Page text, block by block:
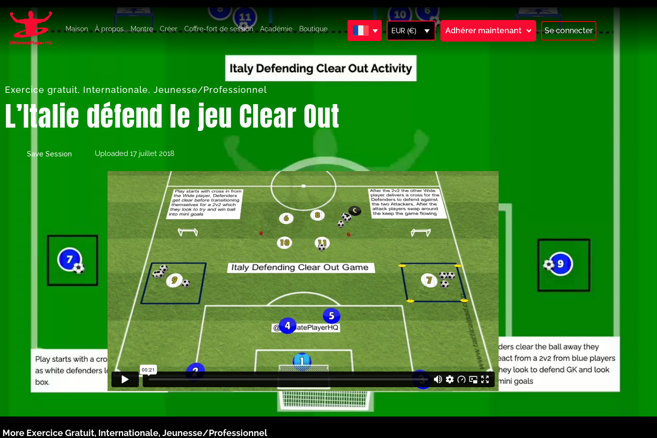
Maison À propos Montre Créer Coffre-fort de session Académie Boutique EUR (€) Adhérer maintenant Se connecter
Exercice gratuit, Internationale, Jeunesse/Professionnel
L’Italie défend le jeu Clear Out
Save Session Uploaded 17 juillet 2018
More Exercice Gratuit, Internationale,Jeunesse/Professionnel